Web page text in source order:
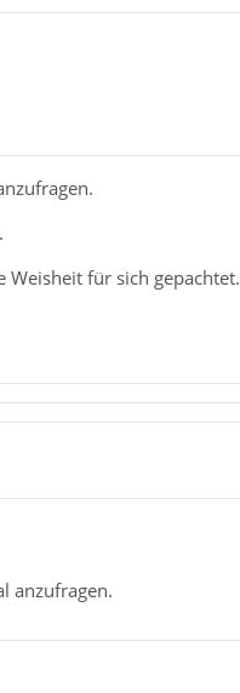
Weisheit für sich gepachtet.
anzufragen.